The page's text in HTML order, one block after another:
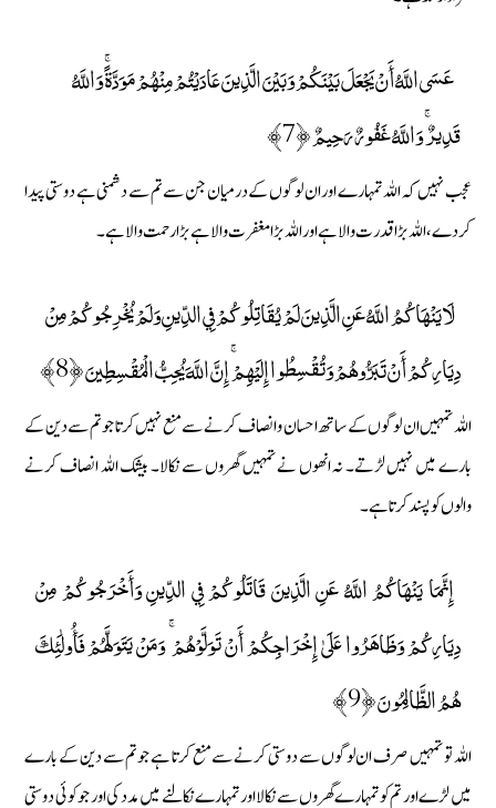
عَسَى اللَّهُ أَنْ يَجْعَلَ بَيْنَكُمْ وَبَيْنَ الَّذِينَ عَادَيْتُمْ مِنْهُمْ مَوَدَّةً ۚ وَاللَّهُ
قَدِيرٌ ۚ وَاللَّهُ غَفُورٌ رَحِيمٌ ﴿7﴾
عجب نہیں کہ اللہ تمہارے اور ان لوگوں کے درمیان جن سے تم سے دشمنی ہے دوستی پیدا
کردے، اللہ بڑا قدرت والا ہے اور اللہ بڑا مغفرت والا ہے بڑا رحمت والا ہے۔
لَا يَنْهَاكُمُ اللَّهُ عَنِ الَّذِينَ لَمْ يُقَاتِلُوكُمْ فِي الدِّينِ وَلَمْ يُخْرِجُوكُمْ مِنْ
دِيَارِكُمْ أَنْ تَبَرُّوهُمْ وَتُقْسِطُوا إِلَيْهِمْ ۚ إِنَّ اللَّهَ يُحِبُّ الْمُقْسِطِينَ ﴿8﴾
اللہ تمہیں ان لوگوں کے ساتھ احسان و انصاف کرنے سے منع نہیں کرتا جو تم سے دین کے
بارے میں نہیں لڑتے۔ نہ انھوں نے تمہیں گھروں سے نکالا۔ بیشک اللہ انصاف کرنے
والوں کو پسند کرتا ہے۔
إِنَّمَا يَنْهَاكُمُ اللَّهُ عَنِ الَّذِينَ قَاتَلُوكُمْ فِي الدِّينِ وَأَخْرَجُوكُمْ مِنْ
دِيَارِكُمْ وَظَاهَرُوا عَلَىٰ إِخْرَاجِكُمْ أَنْ تَوَلَّوْهُمْ ۚ وَمَنْ يَتَوَلَّهُمْ فَأُولَٰئِكَ
هُمُ الظَّالِمُونَ ﴿9﴾
اللہ تو تمہیں صرف ان لوگوں سے دوستی کرنے سے منع کرتا ہے جو تم سے دین کے بارے
میں لڑے اور تم کو تمہارے گھروں سے نکالا اور تمہارے نکالنے میں مدد کی اور جو کوئی دوستی